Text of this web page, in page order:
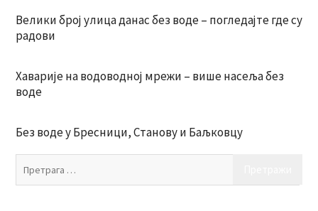
Велики број улица данас без воде – погледајте где су
радови
Хаварије на водоводној мрежи – више насеља без
воде
Без воде у Бресници, Станову и Баљковцу